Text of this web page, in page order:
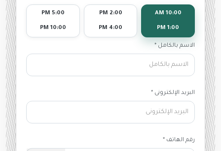
10:00 AM
1:00 PM
2:00 PM
4:00 PM
5:00 PM
10:00 PM
الاسم بالكامل *
البريد الإلكترونى *
رقم الهاتف *